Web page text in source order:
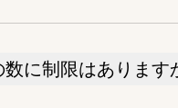
に制限はあります